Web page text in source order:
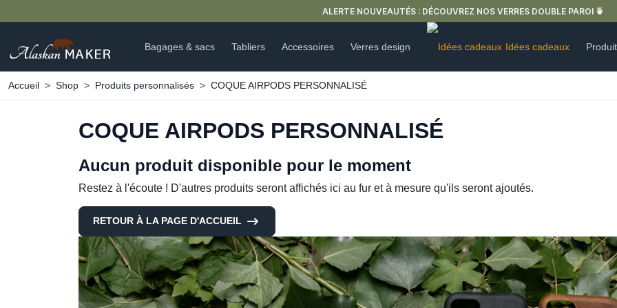
ALERTE NOUVEAUTÉS : DÉCOUVREZ NOS VERRES DOUBLE PAROI 🍵
Bagages & sacs Tabliers Accessoires Verres design Idées cadeaux
Accueil Shop Produits personnalisés COQUE AIRPODS PERSONNALISÉ
COQUE AIRPODS PERSONNALISÉ
Aucun produit disponible pour le moment
Restez à l'écoute ! D'autres produits seront affichés ici au fur et à mesure qu'ils seront ajoutés.
RETOUR À LA PAGE D'ACCUEIL